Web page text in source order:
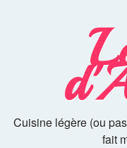
Cuisine légère (ou
fait